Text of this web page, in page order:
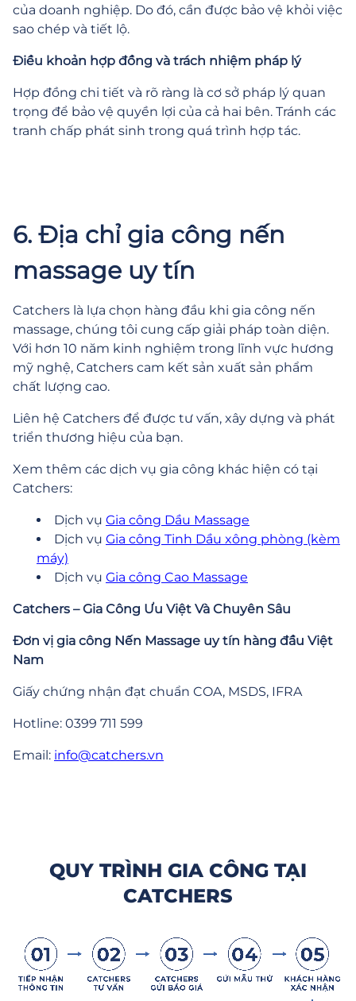
của doanh nghiệp. Do đó, cần được bảo vệ khỏi việc
sao chép và tiết lộ.
Điều khoản hợp đồng và trách nhiệm pháp lý
Hợp đồng chi tiết và rõ ràng là cơ sở pháp lý quan
trọng để bảo vệ quyền lợi của cả hai bên. Tránh các
tranh chấp phát sinh trong quá trình hợp tác.
6. Địa chỉ gia công nến
massage uy tín
Catchers là lựa chọn hàng đầu khi gia công nến
massage, chúng tôi cung cấp giải pháp toàn diện.
Với hơn 10 năm kinh nghiệm trong lĩnh vực hương
mỹ nghệ, Catchers cam kết sản xuất sản phẩm
chất lượng cao.
Liên hệ Catchers để được tư vấn, xây dựng và phát
triển thương hiệu của bạn.
Xem thêm các dịch vụ gia công khác hiện có tại
Catchers:
Dịch vụ Gia công Dầu Massage
Dịch vụ Gia công Tinh Dầu xông phòng (kèm
máy)
Dịch vụ Gia công Cao Massage
Catchers – Gia Công Ưu Việt Và Chuyên Sâu
Đơn vị gia công Nến Massage uy tín hàng đầu Việt
Nam
Giấy chứng nhận đạt chuẩn COA, MSDS, IFRA
Hotline: 0399 711 599
Email: info@catchers.vn
QUY TRÌNH GIA CÔNG TẠI
CATCHERS